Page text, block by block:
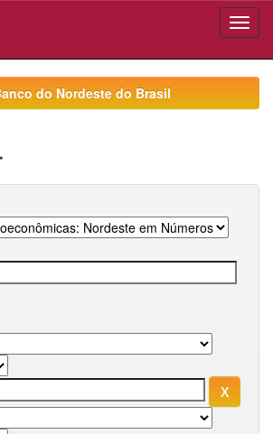
do Nordeste do Brasil